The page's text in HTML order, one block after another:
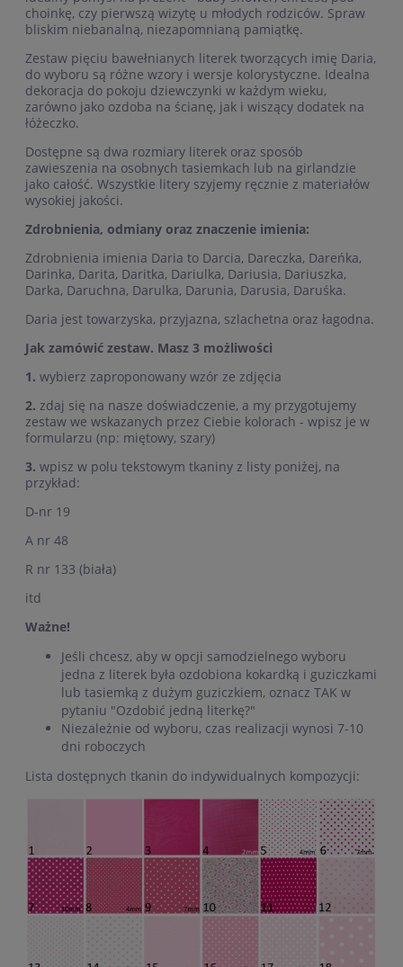
choinkę, czy pierwszą wizytę u młodych rodziców. Spraw
bliskim niebanalną, niezapomnianą pamiątkę.
Zestaw pięciu bawełnianych literek tworzących imię Daria,
do wyboru są różne wzory i wersje kolorystyczne. Idealna
dekoracja do pokoju dziewczynki w każdym wieku,
zarówno jako ozdoba na ścianę, jak i wiszący dodatek na
łóżeczko.
Dostępne są dwa rozmiary literek oraz sposób
zawieszenia na osobnych tasiemkach lub na girlandzie
jako całość. Wszystkie litery szyjemy ręcznie z materiałów
wysokiej jakości.
Zdrobnienia, odmiany oraz znaczenie imienia:
Zdrobnienia imienia Daria to Darcia, Dareczka, Dareńka,
Darinka, Darita, Daritka, Dariulka, Dariusia, Dariuszka,
Darka, Daruchna, Darulka, Darunia, Darusia, Daruśka.
Daria jest towarzyska, przyjazna, szlachetna oraz łagodna.
Jak zamówić zestaw. Masz 3 możliwości
1. wybierz zaproponowany wzór ze zdjęcia
2. zdaj się na nasze doświadczenie, a my przygotujemy
zestaw we wskazanych przez Ciebie kolorach - wpisz je w
formularzu (np: miętowy, szary)
3. wpisz w polu tekstowym tkaniny z listy poniżej, na
przykład:
D-nr 19
A nr 48
R nr 133 (biała)
itd
Ważne!
Jeśli chcesz, aby w opcji samodzielnego wyboru
jedna z literek była ozdobiona kokardką i guziczkami
lub tasiemką z dużym guziczkiem, oznacz TAK w
pytaniu "Ozdobić jedną literkę?"
Niezależnie od wyboru, czas realizacji wynosi 7-10
dni roboczych
Lista dostępnych tkanin do indywidualnych kompozycji: